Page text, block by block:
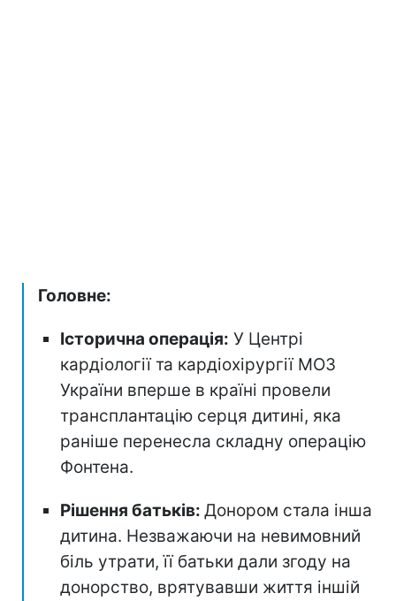
Головне:
Історична операція: У Центрі
кардіології та кардіохірургії МОЗ
України вперше в країні провели
трансплантацію серця дитині, яка
раніше перенесла складну операцію
Фонтена.
Рішення батьків: Донором стала інша
дитина. Незважаючи на невимовний
біль утрати, її батьки дали згоду на
донорство, врятувавши життя іншій